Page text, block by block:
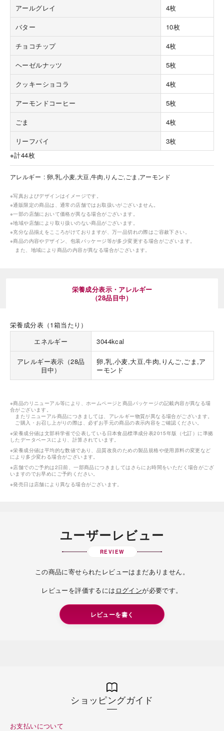
アールグレイ
4枚
バター
10枚
チョコチップ
4枚
ヘーゼルナッツ
5枚
クッキーショコラ
4枚
アーモンドコーヒー
5枚
ごま
4枚
リーフパイ
3枚
※計44枚
アレルギー 卵,乳,小麦,大豆,牛肉,りんご,ごま,アーモンド
※写真およびデザインはイメージです。
※通販限定の商品は、通常の店舗ではお取扱いがございません。
※一部の店舗において価格が異なる場合がございます。
※地域や店舗により取り扱いのない商品がございます。
※充分な品揃えをこころがけておりますが、万一品切れの際はご容赦下さい。
※商品の内容やデザイン、包装パッケージ等が多少変更する場合がございます。
また、地域により商品の内容が異なる場合がございます。
栄養成分表示・アレルギー
（28品目中）
栄養成分表（1箱当たり）
エネルギー
3044kcal
アレルギー表示（28品
目中）
卵,乳,小麦,大豆,牛肉,りんご,ごま,ア
ーモンド
※商品のリニューアル等により、ホームページと商品パッケージの記載内容が異なる場
合がございます。
またリニューアル商品につきましては、アレルギー物質が異なる場合がございます。
ご購入・お召し上がりの際は、必ずお手元の商品の表示内容をご確認ください。
※栄養成分値は文部科学省で公表している日本食品標準成分表2015年版（七訂）に準拠
したデータベースにより、計算されています。
※栄養成分値は平均的な数値であり、品質改良のための製品規格や使用原料の変更など
により多少変わる場合がございます。
※店舗でのご予約は2日前、一部商品につきましてはさらにお時間をいただく場合がござ
いますのでお早めにご予約ください。
※発売日は店舗により異なる場合がございます。
ユーザーレビュー
REVIEW
この商品に寄せられたレビューはまだありません。
レビューを評価するには ログインが必要です。
レビューを書く
ショッピングガイド
お支払いについて
岳や末広がりを意味す
つ時」という意味を込
。雄大な八ヶ岳山麓の自
れる、こだわりのスイー
海外 Overseas shops
Indonesia
Singapore
Malaysia
Hong Kong
UAE